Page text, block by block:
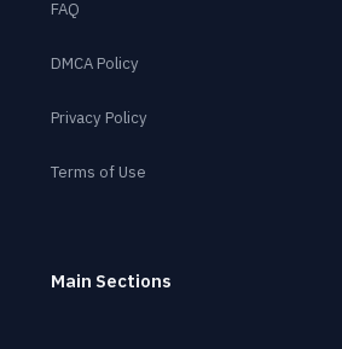
FAQ
DMCA Policy
Privacy Policy
Terms of Use
Main Sections